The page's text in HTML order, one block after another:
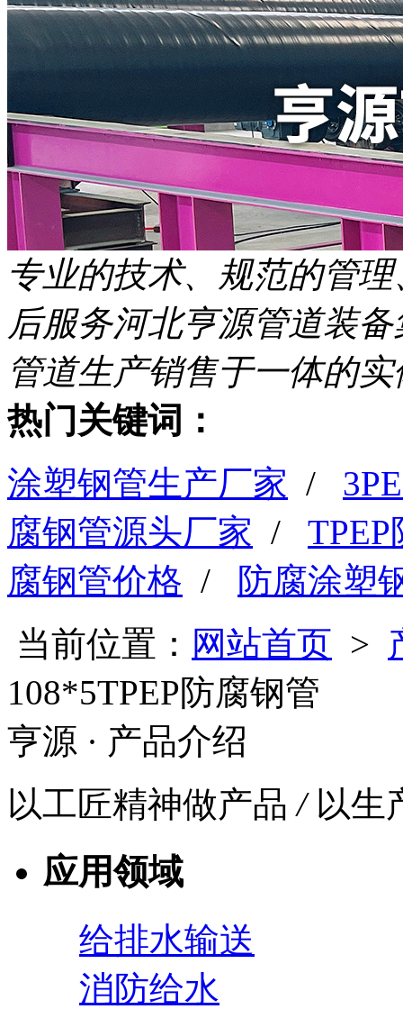
专业的技术、规范的管
后服务河北亨源管道装
管道生产销售于一体的
热门关键词：
涂塑钢管生产厂家 /
腐钢管源头厂家 /
腐钢管价格 /
防腐涂塑
当前位置： 网站首页 >
108*5TPEP防腐钢管
亨源 · 产品介绍
以工匠精神做产品/以生
应用领域
给排水输送
消防给水